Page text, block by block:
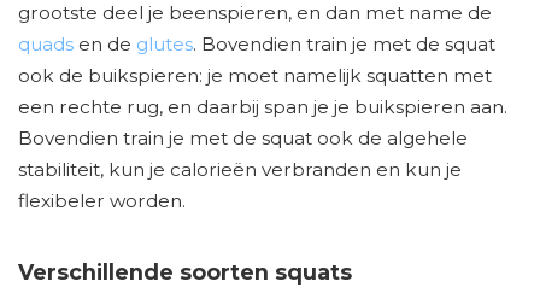
grootste deel je beenspieren, en dan met name de
quads en de glutes. Bovendien train je met de squat
ook de buikspieren: je moet namelijk squatten met
een rechte rug, en daarbij span je je buikspieren aan.
Bovendien train je met de squat ook de algehele
stabiliteit, kun je calorieën verbranden en kun je
flexibeler worden.
Verschillende soorten squats